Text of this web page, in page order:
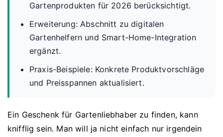
Gartenprodukten für 2026 berücksichtigt.
Erweiterung: Abschnitt zu digitalen
Gartenhelfern und Smart-Home-Integration
ergänzt.
Praxis-Beispiele: Konkrete Produktvorschläge
und Preisspannen aktualisiert.
Ein Geschenk für Gartenliebhaber zu finden, kann
knifflig sein. Man will ja nicht einfach nur irgendein